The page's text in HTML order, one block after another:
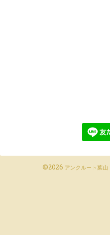
©2026 アンクルート葉山